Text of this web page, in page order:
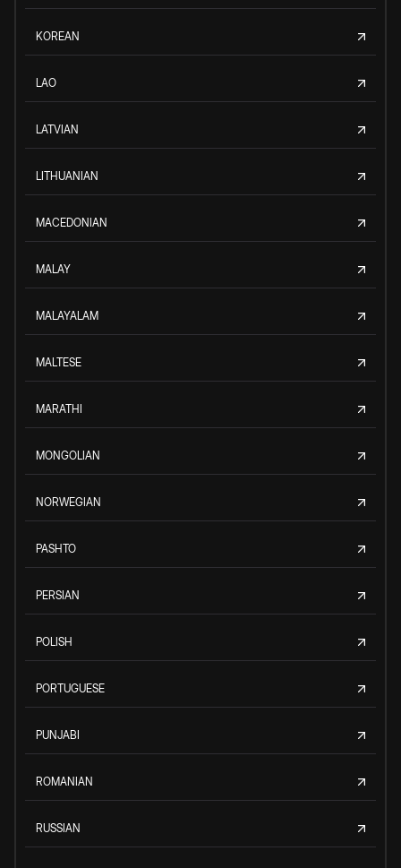
KOREAN
LAO
LATVIAN
LITHUANIAN
MACEDONIAN
MALAY
MALAYALAM
MALTESE
MARATHI
MONGOLIAN
NORWEGIAN
PASHTO
PERSIAN
POLISH
PORTUGUESE
PUNJABI
ROMANIAN
RUSSIAN